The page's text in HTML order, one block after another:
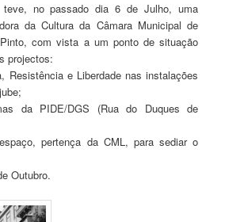
no passado dia 6 de Julho, uma
da Cultura da Câmara Municipal de
com vista a um ponto de situação
projectos:
Resistência e Liberdade nas instalações
da PIDE/DGS (Rua do Duques de
pertença da CML, para sediar o
Outubro.